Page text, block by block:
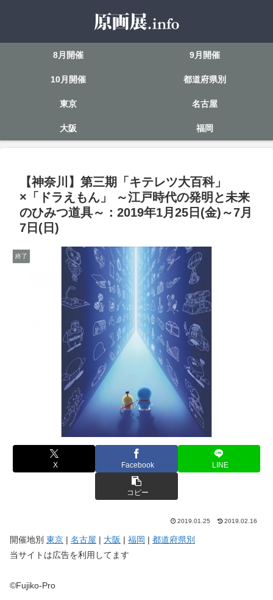
8月開催 9月開催
10月開催 都道府県別
東京 名古屋
大阪 福岡
【神奈川】第三期「キテレツ大百科」
×「ドラえもん」 ～江戸時代の発明と未来
のひみつ道具～：2019年1月25日(金)～7月
7日(日)
終了
X Facebook LINE
コピー
2019.01.25 2019.02.16
開催地別 東京 | 名古屋 | 大阪 | 福岡 | 都道府県別
当サイトは広告を利用してます
©Fujiko-Pro